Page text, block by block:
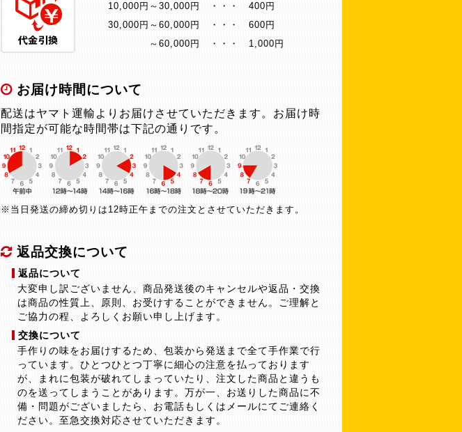
10,000円～30,000円
・・・
400円
30,000円～60,000円
・・・
600円
～60,000円
・・・ 1,000円
お届け時間について
配送はヤマト運輸よりお届けさせていただきます。お届け時
間指定が可能な時間帯は下記の通りです。
※当日発送の締め切りは12時正午までの注文とさせていただきます。
返品交換について
返品について
大変申し訳ございません、商品発送後のキャンセルや返品・交換
は商品の性質上、原則、お受けすることができません。ご理解と
ご協力の程、よろしくお願い申し上げます。
交換について
手作りの味をお届けするため、包装から発送まで全て手作業で行
っています。ひとつひとつ丁寧に細心の注意を払っております
が、まれに包装が破れてしまっていたり、注文した商品と違うも
のを送ってしまうことがあります。万が一、お送りした商品に不
備・問題がございましたら、お電話もしくはメールにてご連絡く
ださい。至急交換対応させていただきます。